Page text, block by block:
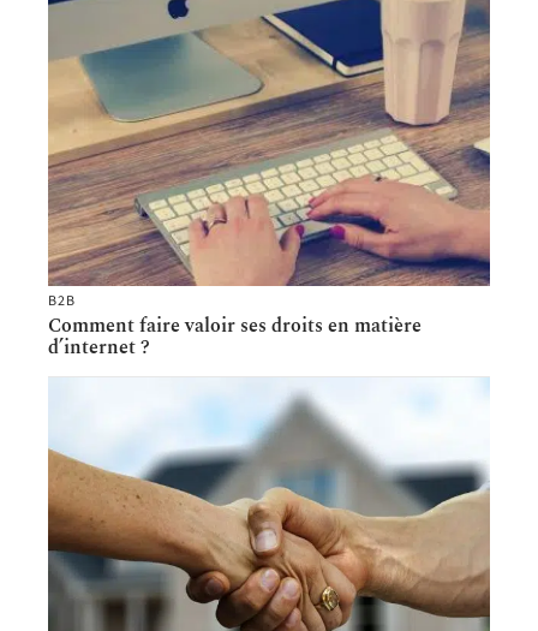
B2B
Comment faire valoir ses droits en matière
d’internet ?